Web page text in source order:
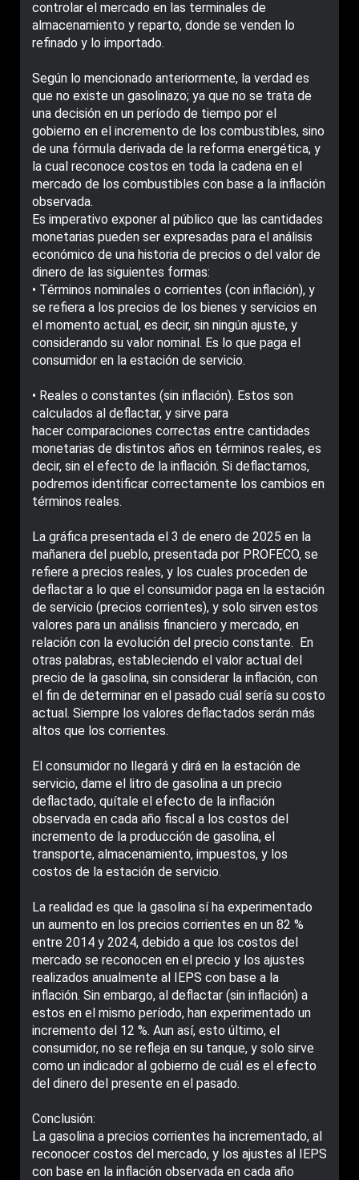
controlar el mercado en las terminales de
almacenamiento y reparto, donde se venden lo
refinado y lo importado.
Según lo mencionado anteriormente, la verdad es
que no existe un gasolinazo; ya que no se trata de
una decisión en un período de tiempo por el
gobierno en el incremento de los combustibles, sino
de una fórmula derivada de la reforma energética, y
la cual reconoce costos en toda la cadena en el
mercado de los combustibles con base a la inflación
observada.
Es imperativo exponer al público que las cantidades
monetarias pueden ser expresadas para el análisis
económico de una historia de precios o del valor de
dinero de las siguientes formas:
• Términos nominales o corrientes (con inflación), y
se refiera a los precios de los bienes y servicios en
el momento actual, es decir, sin ningún ajuste, y
considerando su valor nominal. Es lo que paga el
consumidor en la estación de servicio.
• Reales o constantes (sin inflación). Estos son
calculados al deflactar, y sirve para
hacer comparaciones correctas entre cantidades
monetarias de distintos años en términos reales, es
decir, sin el efecto de la inflación. Si deflactamos,
podremos identificar correctamente los cambios en
términos reales.
La gráfica presentada el 3 de enero de 2025 en la
mañanera del pueblo, presentada por PROFECO, se
refiere a precios reales, y los cuales proceden de
deflactar a lo que el consumidor paga en la estación
de servicio (precios corrientes), y solo sirven estos
valores para un análisis financiero y mercado, en
relación con la evolución del precio constante. En
otras palabras, estableciendo el valor actual del
precio de la gasolina, sin considerar la inflación, con
el fin de determinar en el pasado cuál sería su costo
actual. Siempre los valores deflactados serán más
altos que los corrientes.
El consumidor no llegará y dirá en la estación de
servicio, dame el litro de gasolina a un precio
deflactado, quítale el efecto de la inflación
observada en cada año fiscal a los costos del
incremento de la producción de gasolina, el
transporte, almacenamiento, impuestos, y los
costos de la estación de servicio.
La realidad es que la gasolina sí ha experimentado
un aumento en los precios corrientes en un 82 %
entre 2014 y 2024, debido a que los costos del
mercado se reconocen en el precio y los ajustes
realizados anualmente al IEPS con base a la
inflación. Sin embargo, al deflactar (sin inflación) a
estos en el mismo período, han experimentado un
incremento del 12 %. Aun así, esto último, el
consumidor, no se refleja en su tanque, y solo sirve
como un indicador al gobierno de cuál es el efecto
del dinero del presente en el pasado.
Conclusión:
La gasolina a precios corrientes ha incrementado, al
reconocer costos del mercado, y los ajustes al IEPS
con base en la inflación observada en cada año